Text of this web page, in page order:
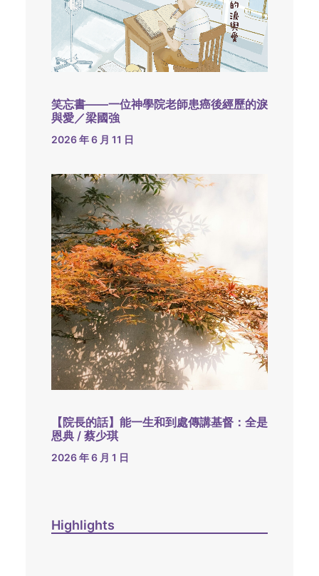
笑忘書——一位神學院老師患癌後經歷的淚
與愛／梁國強
2026 年 6 月 11 日
【院長的話】能一生和到處傳講基督：全是
恩典 / 蔡少琪
2026 年 6 月 1 日
Highlights